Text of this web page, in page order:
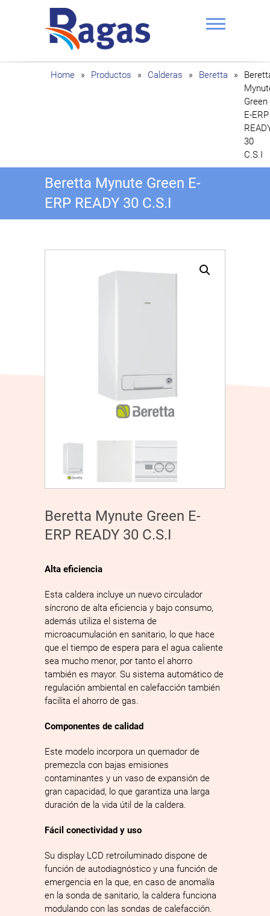
Ragas
Home » Productos » Calderas » Beretta »
Green
E-ERP
30
C.S.I
Beretta Mynute Green E-
ERP READY 30 C.S.I
Beretta Mynute Green E-
ERP READY 30 C.S.I
Alta eficiencia
Esta caldera incluye un nuevo circulador
síncrono de alta eficiencia y bajo consumo,
además utiliza el sistema de
microacumulación en sanitario, lo que hace
que el tiempo de espera para el agua caliente
sea mucho menor, por tanto el ahorro
también es mayor. Su sistema automático de
regulación ambiental en calefacción también
facilita el ahorro de gas.
Componentes de calidad
Este modelo incorpora un quemador de
premezcla con bajas emisiones
contaminantes y un vaso de expansión de
gran capacidad, lo que garantiza una larga
duración de la vida útil de la caldera.
Fácil conectividad y uso
Su display LCD retroiluminado dispone de
función de autodiagnóstico y una función de
emergencia en la que, en caso de anomalía
en la sonda de sanitario, la caldera funciona
modulando con las sondas de calefacción.